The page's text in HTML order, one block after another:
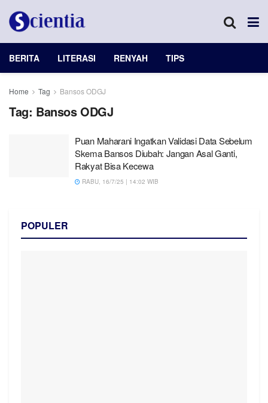
BERITA LITERASI RENYAH TIPS
Home Tag Bansos ODGJ
Tag: Bansos ODGJ
Puan Maharani Ingatkan Validasi Data Sebelum
Skema Bansos Diubah: Jangan Asal Ganti,
Rakyat Bisa Kecewa
RABU, 16/7/25 | 14:02 WIB
POPULER